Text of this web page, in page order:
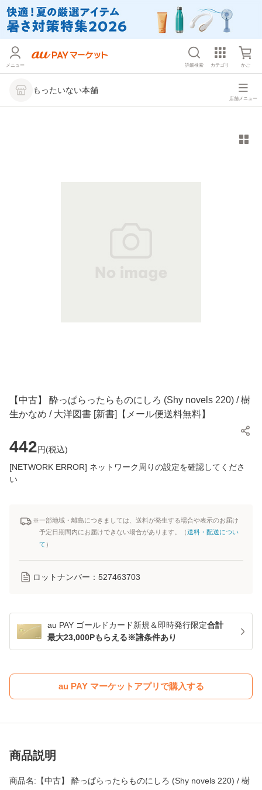
メニュー 詳細検索 カテゴリ かご
もったいない本舗
店舗メニュー
【中古】 酔っぱらったらものにしろ (Shy novels 220) / 樹
生かなめ / 大洋図書 [新書]【メール便送料無料】
442円(税込)
[NETWORK ERROR] ネットワーク周りの設定を確認してくださ
い
※一部地域・離島につきましては、送料が発生する場合や表示のお届け
予定日期間内にお届けできない場合があります。（送料・配送につい
て ）
ロットナンバー： 527463703
au PAY ゴールドカード新規＆即時発行限定合計
最大23,000Pもらえる※諸条件あり
au PAY マーケットアプリで購入する
商品説明
商品名:【中古】 酔っぱらったらものにしろ (Shy novels 220) / 樹